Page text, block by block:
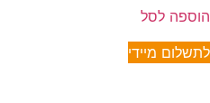
הוספה לסל
לתשלום מיידי